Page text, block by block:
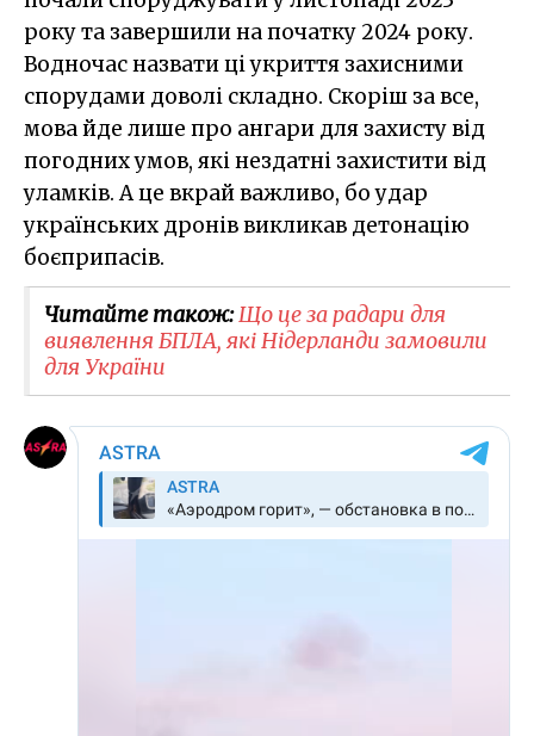
року та завершили на початку 2024 року.
Водночас назвати ці укриття захисними
спорудами доволі складно. Скоріш за все,
мова йде лише про ангари для захисту від
погодних умов, які нездатні захистити від
уламків. А це вкрай важливо, бо удар
українських дронів викликав детонацію
боєприпасів.
Читайте також:Що це за радари для
виявлення БПЛА, які Нідерланди замовили
для України